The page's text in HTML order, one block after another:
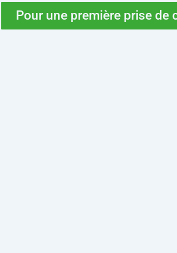
Pour une première prise de